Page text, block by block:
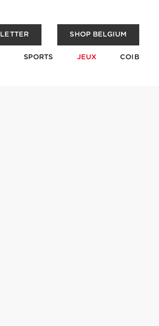
SHOP BELGIUM
SPORTS JEUX COIB